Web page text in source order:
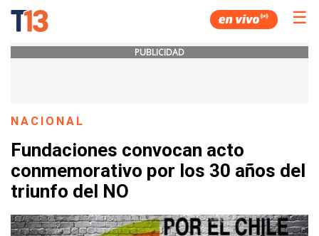
☰
PUBLICIDAD
NACIONAL
Fundaciones convocan acto
conmemorativo por los 30 años del
triunfo del NO